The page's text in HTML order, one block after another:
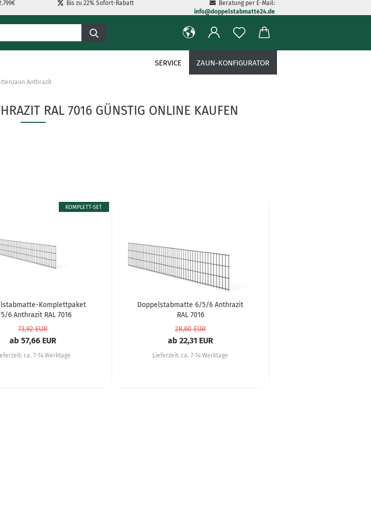
Bis zu 22% Sofort-Rabatt
Beratung per E-Mail:
info@doppelstabmatte24.de
SERVICE ZAUN-KONFIGURATOR
Anthrazit
RAL 7016 GÜNSTIG ONLINE KAUFEN
KOMPLETT-SET
Komplettpaket
6 Anthrazit RAL 7016
73,92 EUR
ab 57,66 EUR
ca. 7-14 Werktage
Doppelstabmatte 6/5/6 Anthrazit
RAL 7016
28,60 EUR
ab 22,31 EUR
Lieferzeit:ca. 7-14 Werktage